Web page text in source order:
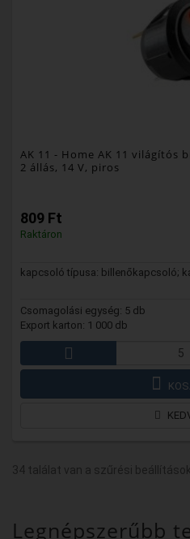
AK 11 - Home AK 11 világítós
2 állás, 14 V, piros
809 Ft
Raktáron
kapcsoló típusa: billenőkapcsoló;
Csomagolási egység: 5 db
Export karton: 1 000 db
34 találat van a szűrési
Legnépszerűbb